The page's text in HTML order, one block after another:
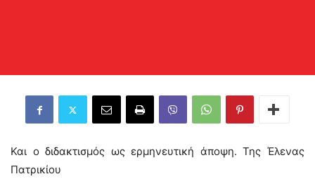
Και ο διδακτισμός ως ερμηνευτική άποψη. Της Έλενας
Πατρικίου